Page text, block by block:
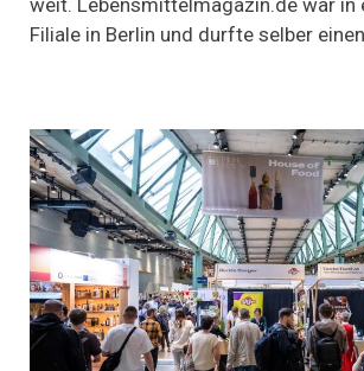
Filiale in Berlin und durfte selber